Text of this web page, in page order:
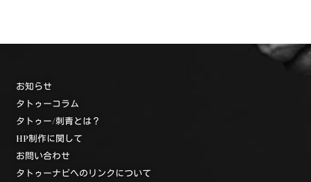
お知らせ
タトゥーコラム
タトゥー/刺青とは？
HP制作に関して
お問い合わせ
タトゥーナビへのリンクについて